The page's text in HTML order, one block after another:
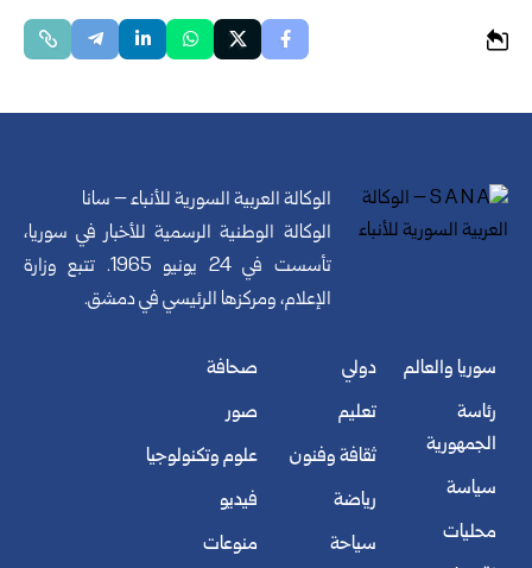
الوكالة العربية السورية للأنباء – سانا
الوكالة الوطنية الرسمية للأخبار في سوريا،
تأسست في 24 يونيو 1965. تتبع وزارة
الإعلام، ومركزها الرئيسي في دمشق.
سوريا والعالم
رئاسة
الجمهورية
سياسة
محليات
دولي
تعليم
ثقافة وفنون
رياضة
سياحة
صحافة
صور
علوم وتكنولوجيا
فيديو
منوعات